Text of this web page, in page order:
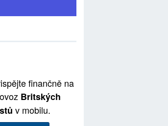
finančně na
Britských
v mobilu.